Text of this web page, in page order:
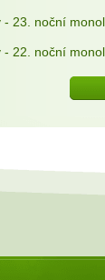
- 23. noční
- 22. noční